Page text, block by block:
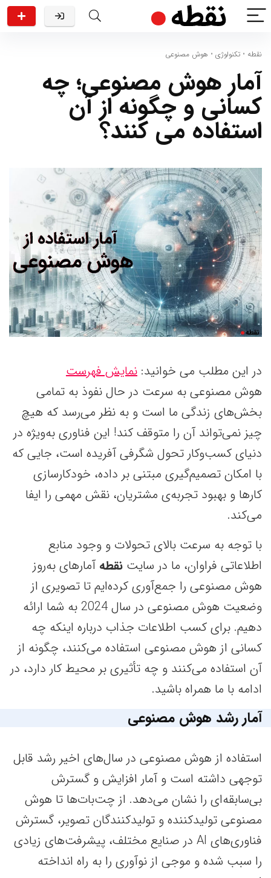
نقطه • تکنولوژی • هوش مصنوعی
آمار هوش مصنوعی؛ چه
کسانی و چگونه از آن
استفاده می کنند؟
در این مطلب می خوانید: نمایش فهرست
هوش مصنوعی به سرعت در حال نفوذ به تمامی
بخش‌های زندگی ما است و به نظر می‌رسد که هیچ
چیز نمی‌تواند آن را متوقف کند! این فناوری به‌ویژه در
دنیای کسب‌وکار تحول‌ شگرفی آفریده است، جایی که
با امکان تصمیم‌گیری مبتنی بر داده، خودکارسازی
کارها و بهبود تجربه‌ی مشتریان، نقش مهمی را ایفا
می‌کند.
با توجه به سرعت بالای تحولات و وجود منابع
اطلاعاتی فراوان، ما در سایت نقطه آمارهای به‌روز
هوش مصنوعی را جمع‌آوری کرده‌ایم تا تصویری از
وضعیت هوش مصنوعی در سال 2024 به شما ارائه
دهیم. برای کسب اطلاعات جذاب درباره اینکه چه
کسانی از هوش مصنوعی استفاده می‌کنند، چگونه از
آن استفاده می‌کنند و چه تأثیری بر محیط کار دارد، در
ادامه با ما همراه باشید.
آمار رشد هوش مصنوعی
استفاده از هوش مصنوعی در سال‌های اخیر رشد قابل
توجهی داشته است و آمار افزایش و گسترش
بی‌سابقه‌ای را نشان می‌دهد. از چت‌بات‌ها تا هوش
مصنوعی تولیدکننده و تولیدکنندگان تصویر، گسترش
فناوری‌های AI در صنایع مختلف، پیشرفت‌های زیادی
را سبب شده و موجی از نوآوری‌ را به راه انداخته